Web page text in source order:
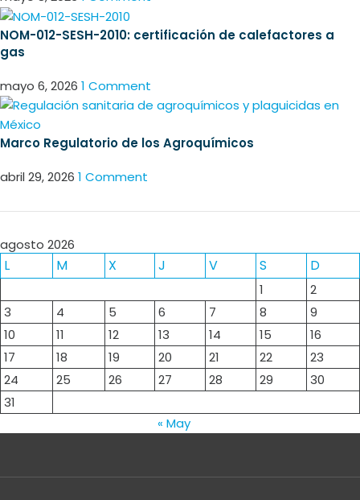
NOM-012-SESH-2010: certificación de calefactores a
gas
mayo 6, 2026 1 Comment
Marco Regulatorio de los Agroquímicos
abril 29, 2026 1 Comment
agosto 2026
L M X J V S D
1
2
3
4 5 6 7 8
9
10
11 12 13 14 15
16
17
18 19 20 21 22
23
24
25 26 27 28 29
30
31
« May